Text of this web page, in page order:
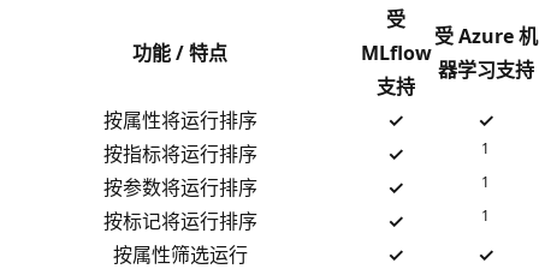
功能 / 特点
受
MLflow
支持
受 Azure 机
器学习支持
按属性将运行排序
✓
✓
按指标将运行排序
✓ 1
按参数将运行排序 ✓ 1
按标记将运行排序 ✓ 1
按属性筛选运行 ✓
✓